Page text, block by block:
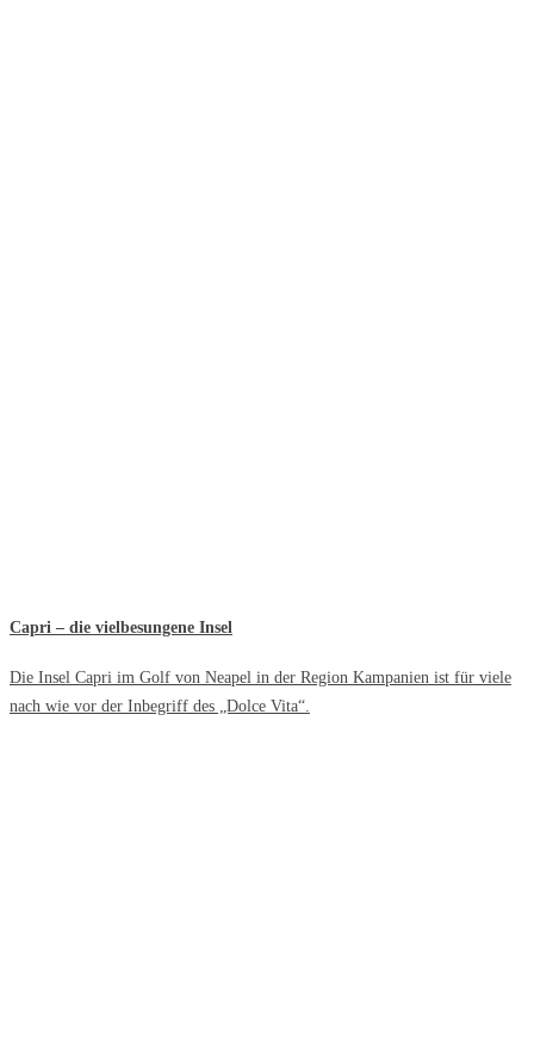
Capri – die vielbesungene Insel
Die Insel Capri im Golf von Neapel in der Region Kampanien ist für viele
nach wie vor der Inbegriff des „Dolce Vita“.